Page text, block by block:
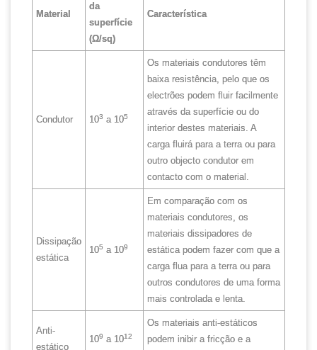
Material
da
superfície
(Ω/sq)
Característica
Condutor 103 a 105
Os materiais condutores têm
baixa resistência, pelo que os
electrões podem fluir facilmente
através da superfície ou do
interior destes materiais. A
carga fluirá para a terra ou para
outro objecto condutor em
contacto com o material.
Dissipação
estática
105 a 109
Em comparação com os
materiais condutores, os
materiais dissipadores de
estática podem fazer com que a
carga flua para a terra ou para
outros condutores de uma forma
mais controlada e lenta.
Anti-
estático
109 a 1012
Os materiais anti-estáticos
podem inibir a fricção e a